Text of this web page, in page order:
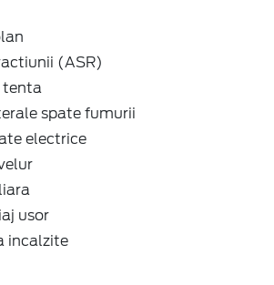
(ASR)
tenta
spate fumurii
electrice
usor
incalzite